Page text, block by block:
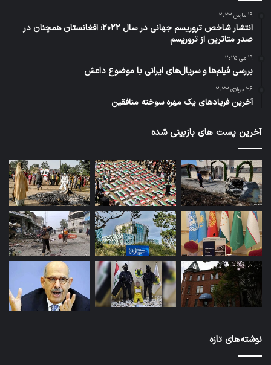
19 مارس 2023
انتشار شاخص تروریسم جهانی در سال 2022: افغانستان همچنان در
صدر متاثرین از تروریسم
19 می 2025
بررسی فیلم‌ها و سریال‌های ایرانی با موضوع داعش
26 جولای 2023
آخرین فریادهای یک مهره سوخته منافقین
آخرین پست های بازبینی شده
نوشته‌های تازه